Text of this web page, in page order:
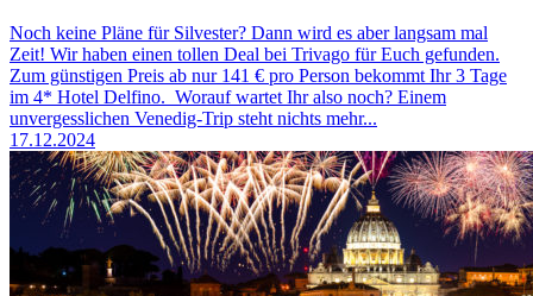
Noch keine Pläne für Silvester? Dann wird es aber langsam mal
Zeit! Wir haben einen tollen Deal bei Trivago für Euch gefunden.
Zum günstigen Preis ab nur 141 € pro Person bekommt Ihr 3 Tage
im 4* Hotel Delfino. Worauf wartet Ihr also noch? Einem
unvergesslichen Venedig-Trip steht nichts mehr...
17.12.2024